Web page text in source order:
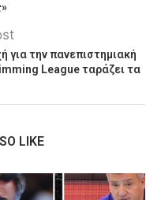
για την πανεπιστημιακή
League ταράζει τα
LIKE